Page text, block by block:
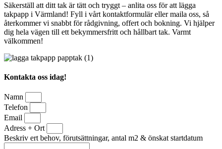
Säkerställ att ditt tak är tätt och tryggt – anlita oss för att lägga
takpapp i Värmland! Fyll i vårt kontaktformulär eller maila oss, så
återkommer vi snabbt för rådgivning, offert och bokning. Vi hjälper
dig hela vägen till ett bekymmersfritt och hållbart tak. Varmt
välkommen!
Kontakta oss idag!
Namn
Telefon
Email
Adress + Ort
Beskriv ert behov, förutsättningar, antal m2 & önskat startdatum